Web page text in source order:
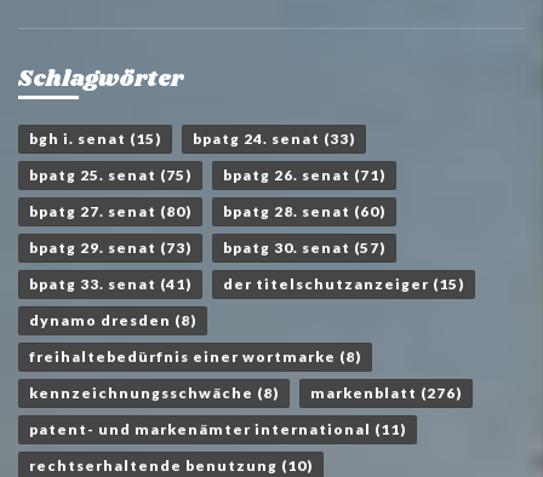
Schlagwörter
bgh i. senat (15) bpatg 24. senat (33)
bpatg 25. senat (75) bpatg 26. senat (71)
bpatg 27. senat (80) bpatg 28. senat (60)
bpatg 29. senat (73) bpatg 30. senat (57)
bpatg 33. senat (41) der titelschutzanzeiger (15)
dynamo dresden (8)
freihaltebedürfnis einer wortmarke (8)
kennzeichnungsschwäche (8) markenblatt (276)
patent- und markenämter international (11)
rechtserhaltende benutzung (10)